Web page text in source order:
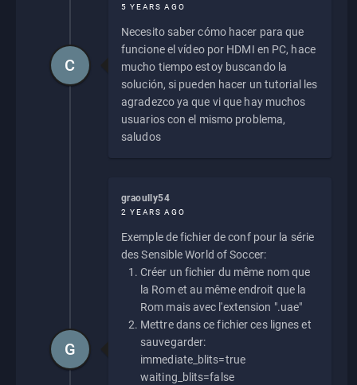
5 YEARS AGO
Necesito saber cómo hacer para que
funcione el vídeo por HDMI en PC, hace
mucho tiempo estoy buscando la
solución, si pueden hacer un tutorial les
agradezco ya que vi que hay muchos
usuarios con el mismo problema,
saludos
C
graoully54
2 YEARS AGO
Exemple de fichier de conf pour la série
des Sensible World of Soccer:
Créer un fichier du même nom que
la Rom et au même endroit que la
Rom mais avec l'extension ".uae"
Mettre dans ce fichier ces lignes et
sauvegarder:
immediate_blits=true
waiting_blits=false
G